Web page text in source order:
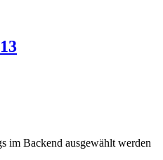
im Backend ausgewählt werden